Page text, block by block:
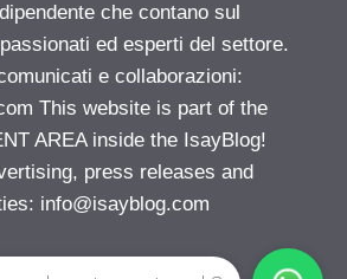
che contano sul
ed esperti del settore.
e collaborazioni:
This website is part of the
AREA inside the IsayBlog!
press releases and
info@isayblog.com